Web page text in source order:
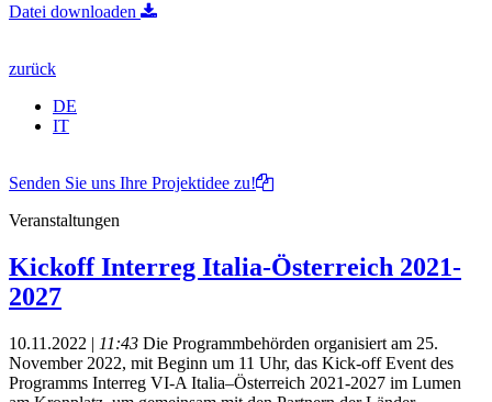
Datei downloaden
zurück
DE
IT
Senden Sie uns Ihre Projektidee zu!
Veranstaltungen
Kickoff Interreg Italia-Österreich 2021-
2027
10.11.2022 | 11:43 Die Programmbehörden organisiert am 25.
November 2022, mit Beginn um 11 Uhr, das Kick-off Event des
Programms Interreg VI-A Italia–Österreich 2021-2027 im Lumen